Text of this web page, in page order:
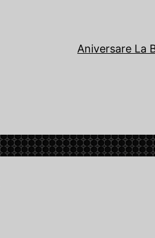
Aniversare La